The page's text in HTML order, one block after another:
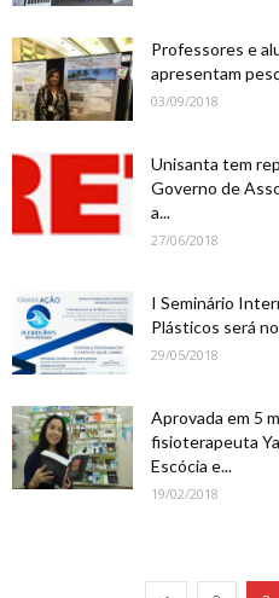
Professores e
apresentam
03/09/2018
Unisanta tem
Governo de
a...
27/06/2018
I Seminário
Plásticos será
29/05/2018
Aprovada em 5
fisioterapeuta
Escócia e...
19/02/2018